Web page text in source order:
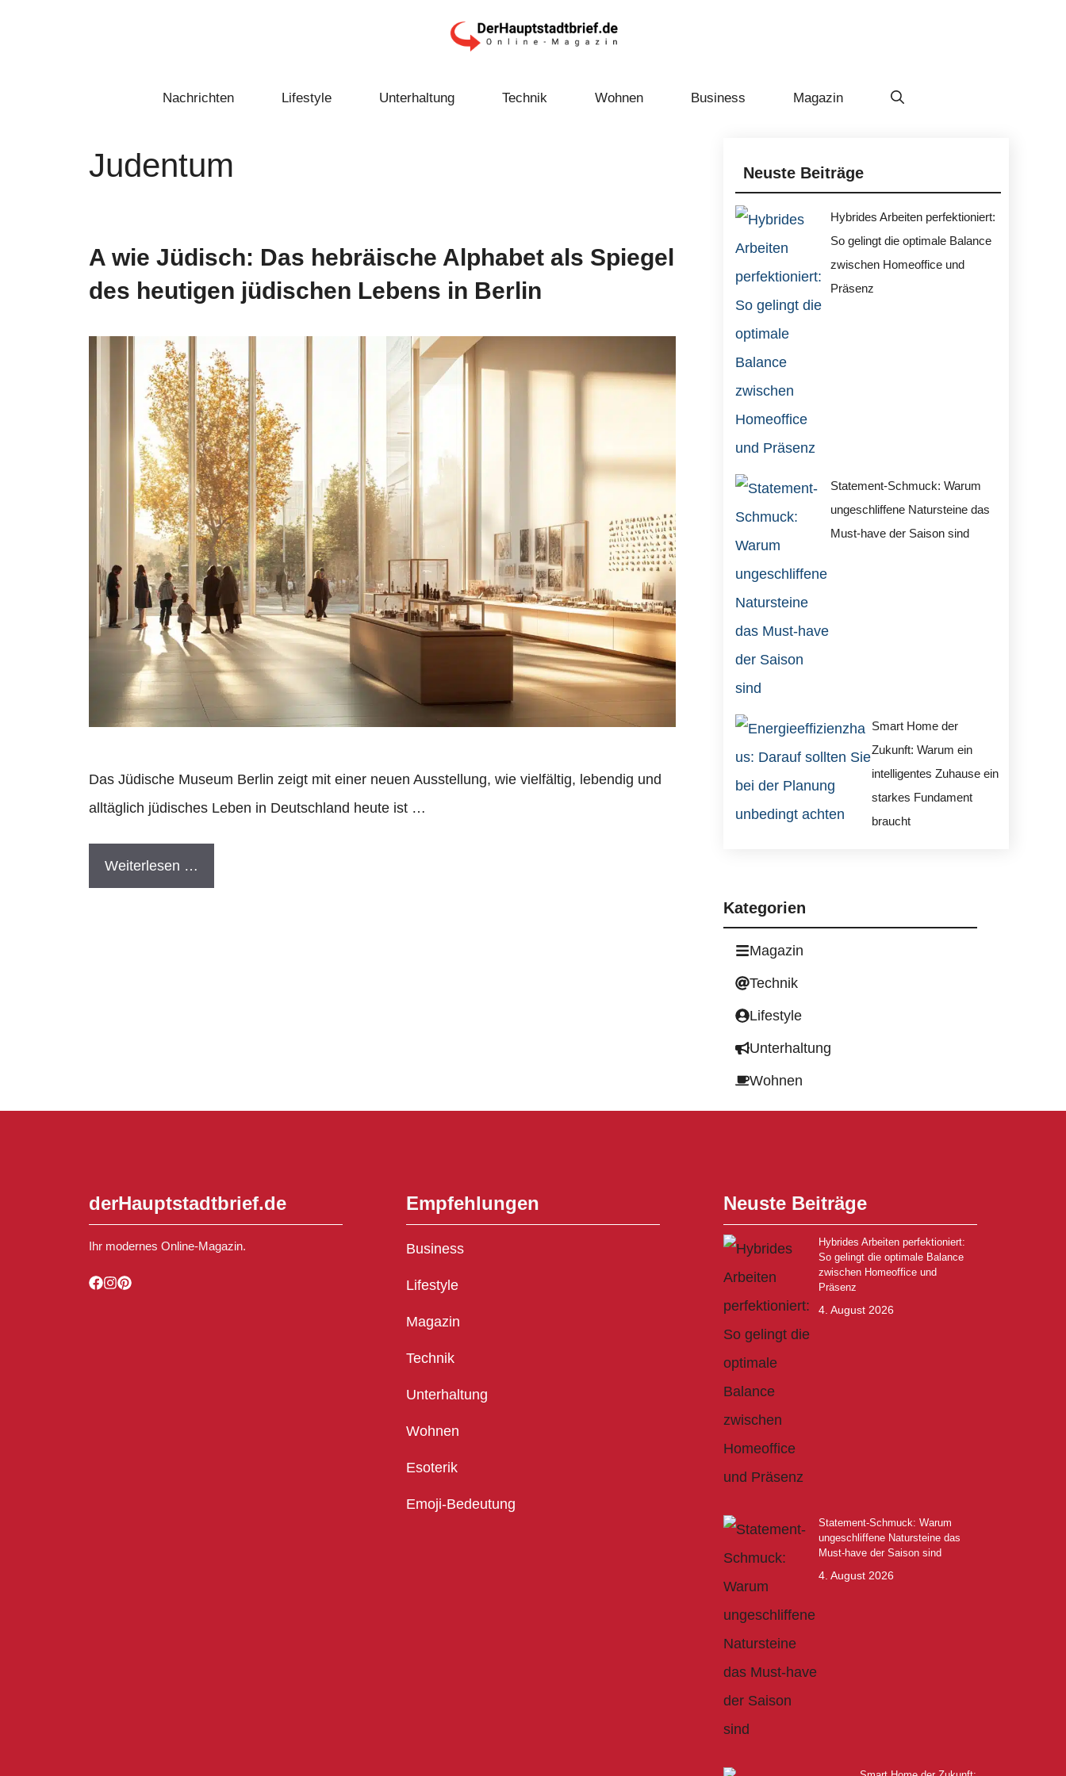
Nachrichten Lifestyle Unterhaltung Technik Wohnen Business Magazin
Judentum
A wie Jüdisch: Das hebräische Alphabet als Spiegel
des heutigen jüdischen Lebens in Berlin
Das Jüdische Museum Berlin zeigt mit einer neuen Ausstellung, wie vielfältig, lebendig und
alltäglich jüdisches Leben in Deutschland heute ist …
Weiterlesen …
Neuste Beiträge
Hybrides Arbeiten perfektioniert:
So gelingt die optimale Balance
zwischen Homeoffice und
Präsenz
Statement-Schmuck: Warum
ungeschliffene Natursteine das
Must-have der Saison sind
Smart Home der
Zukunft: Warum ein
intelligentes Zuhause ein
starkes Fundament
braucht
Kategorien
Magazin
Technik
Lifestyle
Unterhaltung
Wohnen
derHauptstadtbrief.de
Ihr modernes Online-Magazin.
Empfehlungen
Business
Lifestyle
Magazin
Technik
Unterhaltung
Wohnen
Esoterik
Emoji-Bedeutung
Neuste Beiträge
Hybrides Arbeiten perfektioniert:
So gelingt die optimale Balance
zwischen Homeoffice und
Präsenz
4. August 2026
Statement-Schmuck: Warum
ungeschliffene Natursteine das
Must-have der Saison sind
4. August 2026